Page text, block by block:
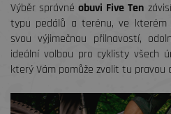
Výběr správnéobuvi Five Ten
typu pedálů a terénu, ve kterém
svou výjimečnou přilnavostí,
ideální volbou pro cyklisty všech
který Vám pomůže zvolit tu pravou